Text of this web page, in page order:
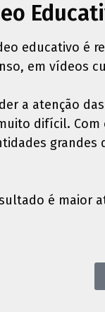
educativo é
em vídeos
a atenção
difícil.
grandes
é maior